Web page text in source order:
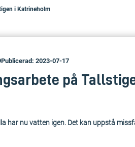
i Katrineholm
Publicerad: 2023-07-17
på
har nu vatten igen. Det kan uppstå